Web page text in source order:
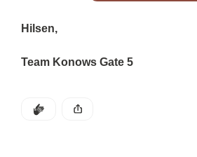
Hilsen,
Team Konows Gate 5
DEN POSTEN HAR